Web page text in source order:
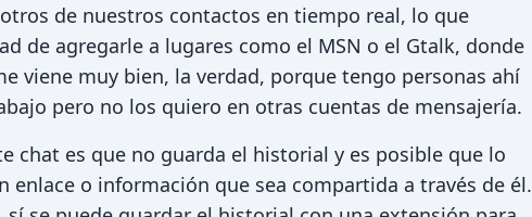
de nuestros contactos en tiempo real, lo que
de agregarle a lugares como el MSN o el Gtalk, donde
viene muy bien, la verdad, porque tengo personas ahí
pero no los quiero en otras cuentas de mensajería.
chat es que no guarda el historial y es posible que lo
o información que sea compartida a través de él.